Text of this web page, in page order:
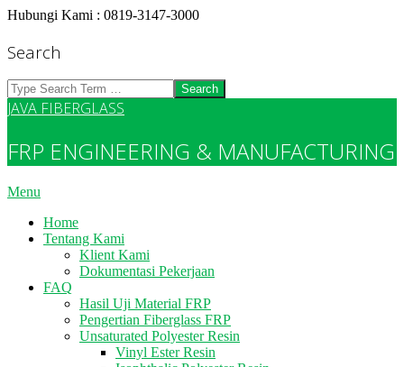
Skip
content
Hubungi Kami : 0819-3147-3000
Search
Search
JAVA FIBERGLASS
FRP ENGINEERING & MANUFACTURING
Primary
Menu
Menu
Home
Tentang Kami
Klient Kami
Dokumentasi Pekerjaan
FAQ
Hasil Uji Material FRP
Pengertian Fiberglass FRP
Unsaturated Polyester Resin
Vinyl Ester Resin